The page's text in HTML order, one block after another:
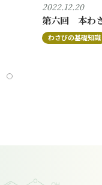
2022.12.20
第六回 本わ
わさびの基礎知識